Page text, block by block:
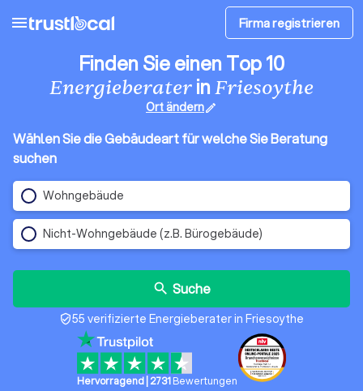
menu Firma registrieren
Finden Sie einen Top 10
EnergieberaterinFriesoythe
Ort ändernedit
Wählen Sie die Gebäudeart für welche Sie Beratung
suchen
Wohngebäude
Nicht-Wohngebäude (z.B. Bürogebäude)
search Suche
verified_user55 verifizierte Energieberater in Friesoythe
Hervorragend| 2731 Bewertungen